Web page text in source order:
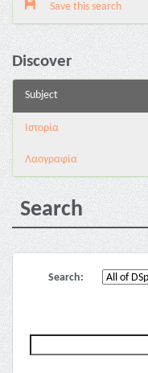
Save this search
Discover
Subject
Ιστορία
Λαογραφία
Search
Search: